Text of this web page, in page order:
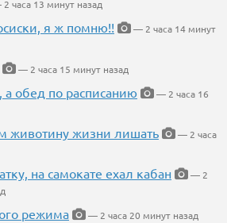
часа 13 минут назад
я ж помню!!
— 2 часа 14 минут
— 2 часа 15 минут назад
а обед по расписанию
— 2 часа 16
животину жизни лишать
— 2 часа
на самокате ехал кабан
— 2
режима
— 2 часа 20 минут назад